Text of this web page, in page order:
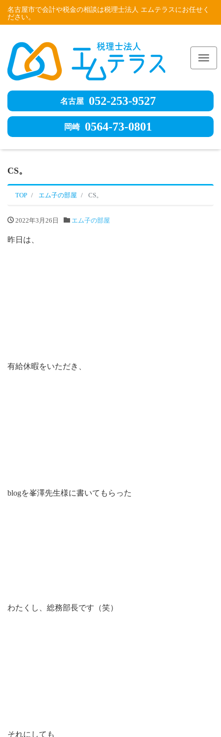
名古屋市で会計や税金の相談は税理士法人 エムテラスにお任せく
ださい。
名古屋 052-253-9527
岡崎 0564-73-0801
CS。
TOP エム子の部屋 CS。
2022年3月26日 エム子の部屋
昨日は、
有給休暇をいただき、
blogを峯澤先生様に書いてもらった
わたくし、総務部長です（笑）
それにしても